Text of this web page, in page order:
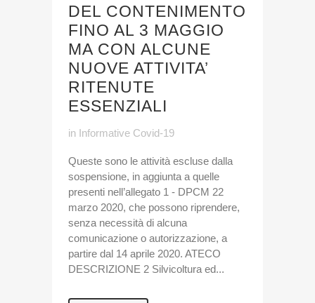
DEL CONTENIMENTO
FINO AL 3 MAGGIO
MA CON ALCUNE
NUOVE ATTIVITA’
RITENUTE
ESSENZIALI
in Informative Covid-19
Queste sono le attività escluse dalla
sospensione, in aggiunta a quelle
presenti nell’allegato 1 - DPCM 22
marzo 2020, che possono riprendere,
senza necessità di alcuna
comunicazione o autorizzazione, a
partire dal 14 aprile 2020. ATECO
DESCRIZIONE 2 Silvicoltura ed...